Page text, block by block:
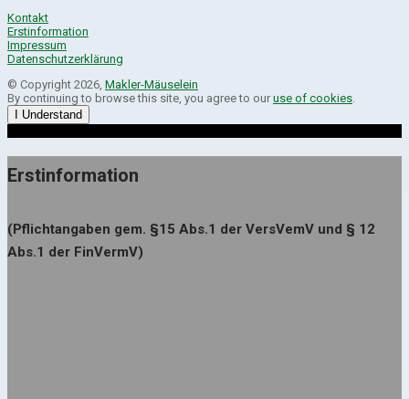
Kontakt
Erstinformation
Impressum
Datenschutzerklärung
© Copyright 2026, Makler-Mäuselein
By continuing to browse this site, you agree to our use of cookies
I Understand
Erstinformation
(Pflichtangaben gem. §15 Abs.1 der VersVemV und § 12
Abs.1 der FinVermV)